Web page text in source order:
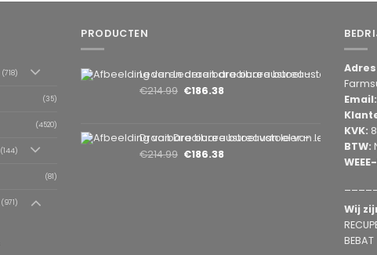
(718)
(35)
(4520)
(144)
(81)
(971)
PRODUCTEN
Lederen draaibare bureaustoel – Grijs 1 Stuks [BMD1107GY]
€214.99 €186.38
Draaibare bureaustoel van leer – bruin 1 Stuks [BMD1107BR]
€214.99 €186.38
Email:
KVK:
BTW:
Wij
BEBAT